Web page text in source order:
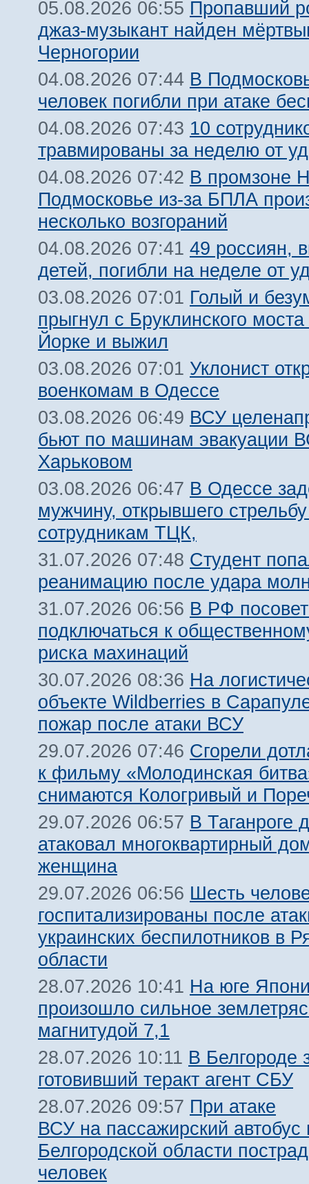
05.08.2026 06:55 Пропавший
джаз-музыкант найден
Черногории
04.08.2026 07:44 В
человек погибли при атаке
04.08.2026 07:43 10
травмированы за неделю от
04.08.2026 07:42 В промзоне
Подмосковье из-за БПЛА
несколько возгораний
04.08.2026 07:41 49 россиян,
детей, погибли на неделе от
03.08.2026 07:01 Голый и
прыгнул с Бруклинского
Йорке и выжил
03.08.2026 07:01 Уклонист
военкомам в Одессе
03.08.2026 06:49 ВСУ
бьют по машинам эвакуации
Харьковом
03.08.2026 06:47 В Одессе
мужчину, открывшего
сотрудникам ТЦК,
31.07.2026 07:48 Студент
реанимацию после удара
31.07.2026 06:56 В РФ
подключаться к
риска махинаций
30.07.2026 08:36 На
объекте Wildberries в
пожар после атаки ВСУ
29.07.2026 07:46 Сгорели
к фильму «Молодинская
снимаются Кологривый и
29.07.2026 06:57 В Таганроге
атаковал многоквартирный
женщина
29.07.2026 06:56 Шесть
госпитализированы после
украинских беспилотников в
области
28.07.2026 10:41 На юге
произошло сильное
магнитудой 7,1
28.07.2026 10:11 В Белгороде
готовивший теракт агент СБУ
28.07.2026 09:57 При атаке
ВСУ на пассажирский автобус
Белгородской области
человек